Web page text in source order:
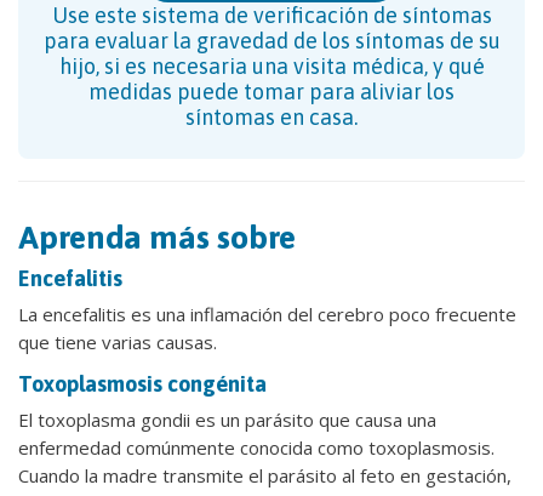
Use este sistema de verificación de síntomas
para evaluar la gravedad de los síntomas de su
hijo, si es necesaria una visita médica, y qué
medidas puede tomar para aliviar los
síntomas en casa.
Aprenda más sobre
Encefalitis
La encefalitis es una inflamación del cerebro poco frecuente
que tiene varias causas.
Toxoplasmosis congénita
El toxoplasma gondii es un parásito que causa una
enfermedad comúnmente conocida como toxoplasmosis.
Cuando la madre transmite el parásito al feto en gestación,